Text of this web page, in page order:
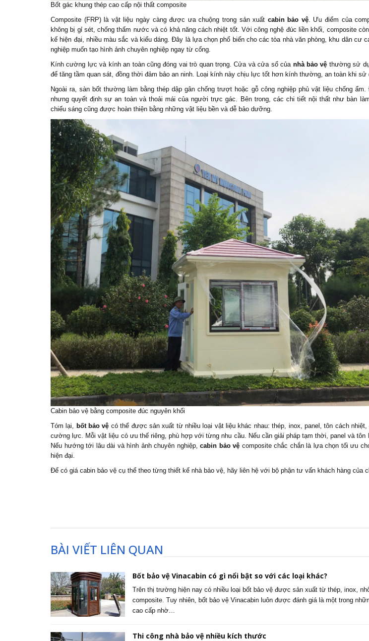
Bốt gác khung thép cao cấp nội thất composite
Composite (FRP) là vật liệu ngày càng được ưa chuộng trong sản xuất cabin bảo vệ. Ưu điểm của
không bị gỉ sét, chống thấm nước và có khả năng cách nhiệt tốt. Với công nghệ đúc liền khối, composite
kế hiện đại, nhiều màu sắc và kiểu dáng. Đây là lựa chọn phổ biến cho các tòa nhà văn phòng, khu dân cư
nghiệp muốn tạo hình ảnh chuyên nghiệp ngay từ cổng.
Kính cường lực và kính an toàn cũng đóng vai trò quan trọng. Cửa và cửa sổ của nhà bảo vệ thường sử
để tăng tầm quan sát, đồng thời đảm bảo an ninh. Loại kính này chịu lực tốt hơn kính thường, an toàn khi sử
Ngoài ra, sàn bốt thường làm bằng thép dập gân chống trượt hoặc gỗ công nghiệp phủ vật liệu chống
nhưng quyết định sự an toàn và thoải mái của người trực gác. Bên trong, các chi tiết nội thất như bàn
chiếu sáng cũng được hoàn thiện bằng những vật liệu bền và dễ bảo dưỡng.
Cabin bảo vệ bằng composite đúc nguyên khối
Tóm lại,
bốt bảo vệ có thể được sản xuất từ nhiều loại vật liệu khác nhau: thép, inox, panel, tôn cách
cường lực. Mỗi vật liệu có ưu thế riêng, phù hợp với từng nhu cầu. Nếu cần giải pháp tạm thời, panel và tôn
Nếu hướng tới lâu dài và hình ảnh chuyên nghiệp,cabin bảo vệ composite chắc chắn là lựa chọn tối ưu
hiện đại.
Để có giá cabin bảo vệ cụ thể theo từng thiết kế nhà bảo vệ, hãy liên hệ với bộ phận tư vấn khách hàng của
BÀI VIẾT LIÊN QUAN
Bốt bảo vệ Vinacabin có gì nổi bật so với các loại khác?
Trên thị trường hiện nay có nhiều loại bốt bảo vệ được sản xuất từ thép, inox,
composite. Tuy nhiên, bốt bảo vệ Vinacabin luôn được đánh giá là một trong
cao cấp nhờ…
Thi công nhà bảo vệ nhiều kích thước